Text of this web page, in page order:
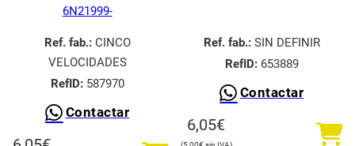
6N21999-
Ref. fab.:CINCO
VELOCIDADES
RefID:587970
Contactar
Ref. fab.:SIN DEFINIR
RefID:653889
Contactar
6,05€